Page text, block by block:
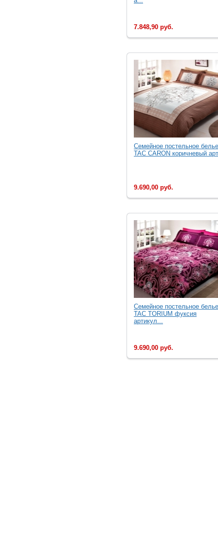
7.848,90 руб.
Семейное постельное белье
TAC CARON коричневый
9.690,00 руб.
Семейное постельное белье
TAC TORIUM фуксия
артикул...
9.690,00 руб.